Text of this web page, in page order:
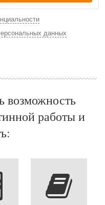
данных
возможность
работы и